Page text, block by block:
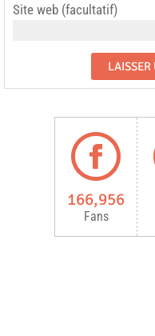
Site web (facultatif)
166,956
Fans